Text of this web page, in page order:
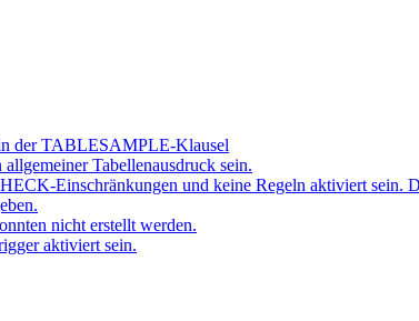
der TABLESAMPLE-Klausel
Tabellenausdruck sein.
Einschränkungen und keine Regeln aktiviert sein.
nicht erstellt werden.
aktiviert sein.